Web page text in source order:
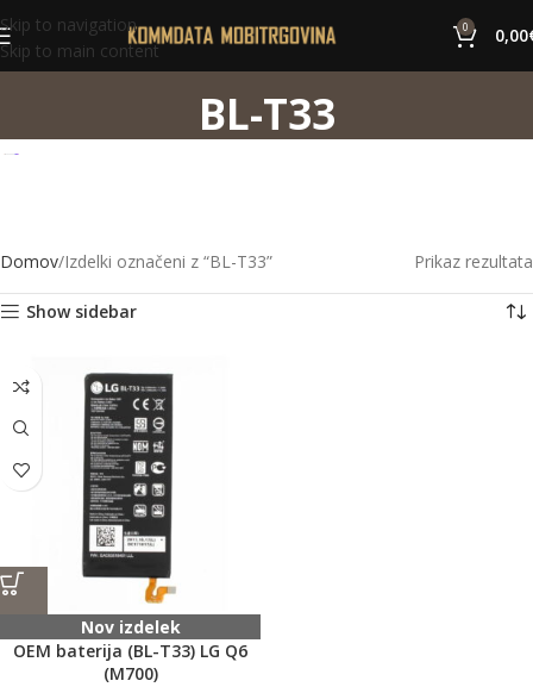
Skip to navigation
Skip to main content
0 0,00
BL-T33
Domov Izdelki označeni z “BL-T33” Prikaz rezultata
Show sidebar
Nov izdelek
OEM baterija (BL-T33) LG Q6
(M700)